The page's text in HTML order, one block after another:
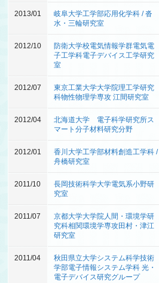
2013/01
岐阜大学工学部応用化学科 / 沓
水・三輪研究室
2012/10
防衛大学校電気情報学群電気電
子工学科電子デバイス工学研究
室
2012/07
東京工業大学大学院理工学研究
科物性物理学専攻 江間研究室
2012/04
北海道大学 電子科学研究所ス
マート分子材料研究分野
2012/01
香川大学工学部材料創造工学科 /
舟橋研究室
2011/10
長岡技術科学大学電気系小野研
究室
2011/07
京都大学大学院人間・環境学研
究科相関環境学専攻田村・津江
研究室
2011/04
秋田県立大学システム科学技術
学部電子情報システム学科 光・
電子デバイス研究グループ